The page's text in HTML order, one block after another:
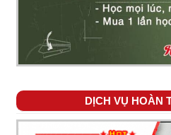
DỊCH VỤ HOÀN